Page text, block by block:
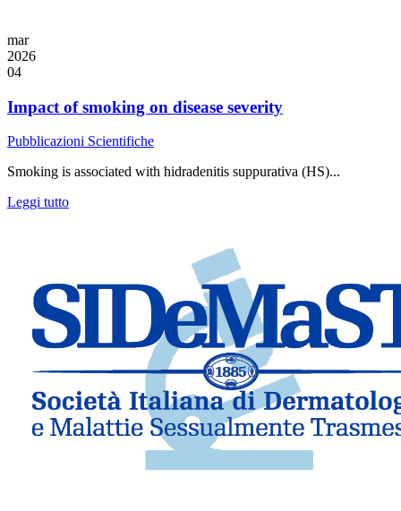
mar
2026
04
Impact of smoking on disease severity
Pubblicazioni Scientifiche
Smoking is associated with hidradenitis suppurativa (HS)...
Leggi tutto